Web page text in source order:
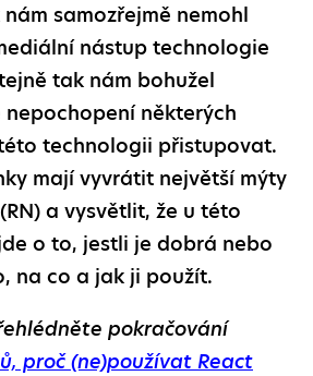
samozřejmě nemohl
nástup technologie
tak nám bohužel
nepochopení některých
technologii přistupovat.
mají vyvrátit největší mýty
a vysvětlit, že u této
o to, jestli je dobrá nebo
na co a jak ji použít.
pokračování
proč (ne)používat React